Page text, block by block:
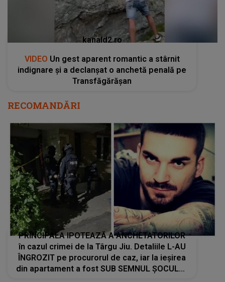
kanald2.ro
VIDEO Un gest aparent romantic a stârnit
indignare și a declanșat o anchetă penală pe
Transfăgărășan
RECOMANDĂRI
PRINCIPALA IPOTEAZĂ A ANCHETATORILOR
în cazul crimei de la Târgu Jiu. Detaliile L-AU
ÎNGROZIT pe procurorul de caz, iar la ieșirea
din apartament a fost SUB SEMNUL ȘOCULUI: